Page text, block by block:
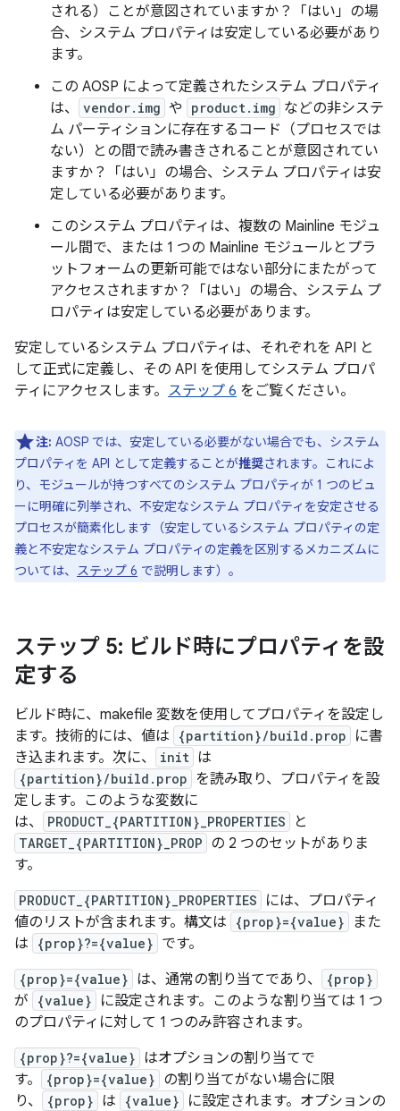
される）ことが意図されていますか？「はい」の場
合、システム プロパティは安定している必要があり
ます。
この AOSP によって定義されたシステム プロパティ
は、
vendor.img や product.img などの非システ
ム パーティションに存在するコード（プロセスでは
ない）との間で読み書きされることが意図されてい
ますか？「はい」の場合、システム プロパティは安
定している必要があります。
このシステム プロパティは、複数の Mainline モジュ
ール間で、または 1 つの Mainline モジュールとプラ
ットフォームの更新可能ではない部分にまたがって
アクセスされますか？「はい」の場合、システム プ
ロパティは安定している必要があります。
安定しているシステム プロパティは、それぞれを API と
して正式に定義し、その API を使用してシステム プロパ
ティにアクセスします。 ステップ 6 をご覧ください。
注: AOSP では、安定している必要がない場合でも、システム
プロパティを API として定義することが推奨されます。これによ
り、モジュールが持つすべてのシステム プロパティが 1 つのビュ
ーに明確に列挙され、不安定なシステム プロパティを安定させる
プロセスが簡素化します（安定しているシステム プロパティの定
義と不安定なシステム プロパティの定義を区別するメカニズムに
ついては、 ステップ 6 で説明します）。
ステップ 5: ビルド時にプロパティを設
定する
ビルド時に、makefile 変数を使用してプロパティを設定し
ます。技術的には、値は
{partition}/build.prop
に書
き込まれます。次に、
init は
{partition}/build.prop を読み取り、プロパティを設
定します。このような変数に
は、
PRODUCT_{PARTITION}_PROPERTIES と
TARGET_{PARTITION}_PROP の 2 つのセットがありま
す。
PRODUCT_{PARTITION}_PROPERTIES
には、プロパティ
値のリストが含まれます。構文は
{prop}={value}
また
は
{prop}?={value} です。
{prop}={value} は、通常の割り当てであり、 {prop}
が {value}
に設定されます。このような割り当ては 1 つ
のプロパティに対して 1 つのみ許容されます。
{prop}?={value} はオプションの割り当てで
す。
{prop}={value} の割り当てがない場合に限
り、
{prop} は {value}
に設定されます。オプションの